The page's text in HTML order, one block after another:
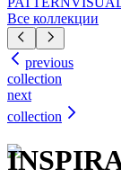
Все коллекции
previous
collection
next
collection